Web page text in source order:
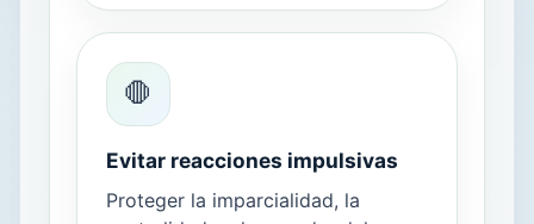
🛑
Evitar reacciones impulsivas
Proteger la imparcialidad, la